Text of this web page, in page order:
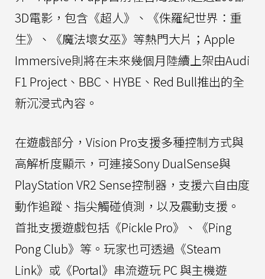
3D電影，包含《超人》、《侏羅紀世界：重
生》、《魔法壞女巫》等熱門大片；Apple
Immersive則將在未來幾個月陸續上架由Audi
F1 Project、BBC、HYBE、Red Bull推出的全
新沉浸式內容。
在遊戲部分，Vision Pro支援多種控制方式與
高解析度顯示，可連接Sony DualSense與
PlayStation VR2 Sense控制器，支援六自由度
動作追蹤、指尖觸碰偵測，以及震動支援。
首批支援遊戲包括《Pickle Pro》、《Ping
Pong Club》等。玩家也可透過《Steam
Link》或《Portal》串流遊玩 PC 與主機遊